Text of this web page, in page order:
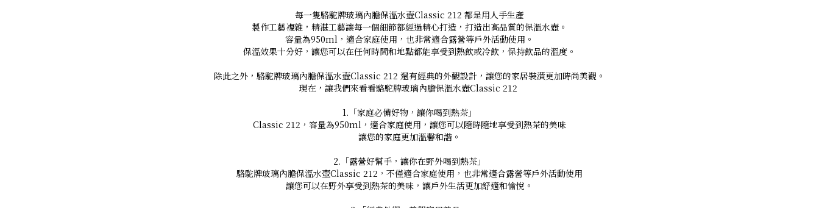
每一隻駱駝牌玻璃內膽保溫水壺Classic 212 都是用人手生產
製作工藝複雜，精湛工藝讓每一個細節都經過精心打造，打造出高品質的保溫水壺。
容量為950ml，適合家庭使用，也非常適合露營等戶外活動使用。
保溫效果十分好，讓您可以在任何時間和地點都能享受到熱飲或冷飲，保持飲品的溫度。
除此之外，駱駝牌玻璃內膽保溫水壺Classic 212 還有經典的外觀設計，讓您的家居裝潢更加時尚美觀。
現在，讓我們來看看駱駝牌玻璃內膽保溫水壺Classic 212
1.「家庭必備好物，讓你喝到熱茶」
Classic 212，容量為950ml，適合家庭使用，讓您可以隨時隨地享受到熱茶的美味
讓您的家庭更加溫馨和諧。
2.「露營好幫手，讓你在野外喝到熱茶」
駱駝牌玻璃內膽保溫水壺Classic 212，不僅適合家庭使用，也非常適合露營等戶外活動使用
讓您可以在野外享受到熱茶的美味，讓戶外生活更加舒適和愉悅。